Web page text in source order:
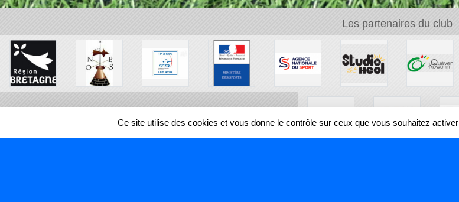
Les partenaires du club
Ce site utilise des cookies et vous donne le contrôle sur ceux que vous souhaitez activer